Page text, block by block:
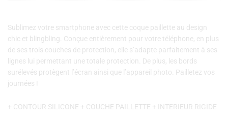
Sublimez votre smartphone avec cette coque paillette au design
chic et blingbling. Conçue entièrement pour votre téléphone, en plus
de ses trois couches de protection, elle s’adapte parfaitement à ses
lignes lui permettant une totale protection. De plus, les bords
surélevés protègent l’écran ainsi que l’appareil photo.
Pailletez vos
journées
+ CONTOUR SILICONE + COUCHE PAILLETTE + INTERIEUR RIGIDE